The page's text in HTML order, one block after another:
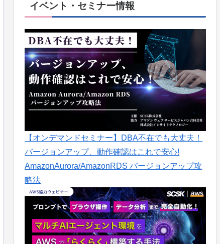
イベント・セミナー情報
【オンデマンドセミナー】DBA不在でも大丈夫！
バージョンアップ、動作確認はこれで安心!
AmazonAurora/AmazonRDS バージョンアップ攻
略法